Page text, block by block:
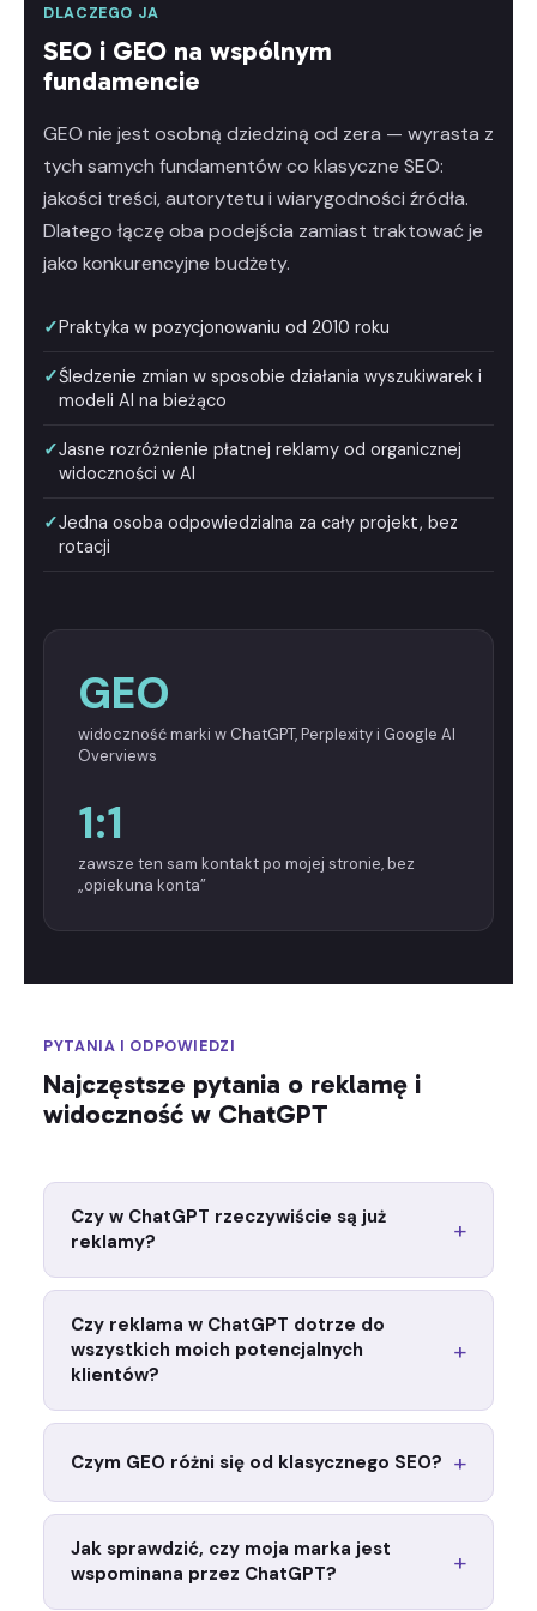
DLACZEGO JA
SEO i GEO na wspólnym
fundamencie
GEO nie jest osobną dziedziną od zera — wyrasta z
tych samych fundamentów co klasyczne SEO:
jakości treści, autorytetu i wiarygodności źródła.
Dlatego łączę oba podejścia zamiast traktować je
jako konkurencyjne budżety.
Praktyka w pozycjonowaniu od 2010 roku
Śledzenie zmian w sposobie działania wyszukiwarek i
modeli AI na bieżąco
Jasne rozróżnienie płatnej reklamy od organicznej
widoczności w AI
Jedna osoba odpowiedzialna za cały projekt, bez
rotacji
GEO
widoczność marki w ChatGPT, Perplexity i Google AI
Overviews
1:1
zawsze ten sam kontakt po mojej stronie, bez
„opiekuna konta”
PYTANIA I ODPOWIEDZI
Najczęstsze pytania o reklamę i
widoczność w ChatGPT
Czy w ChatGPT rzeczywiście są już
reklamy?
Tak — OpenAI uruchomiło płatne reklamy w
ChatGPT w lutym 2026 roku, dostępne przez
samoobsługowy panel. Docierają one jednak
wyłącznie do użytkowników korzystających z
Czy reklama w ChatGPT dotrze do
wszystkich moich potencjalnych
klientów?
Nie — osoby korzystające z płatnych planów
(Plus, Team, Enterprise) nie widzą reklam w
ChatGPT. Jeśli Twoi klienci to często użytkownicy
płatnych narzędzi AI, GEO jest jedynym
Czym GEO różni się od klasycznego SEO?
GEO opiera się na podobnych fundamentach co
SEO (jakość treści, autorytet, wiarygodność), ale
dodatkowo uwzględnia sposób, w jaki modele
Jak sprawdzić, czy moja marka jest
wspominana przez ChatGPT?